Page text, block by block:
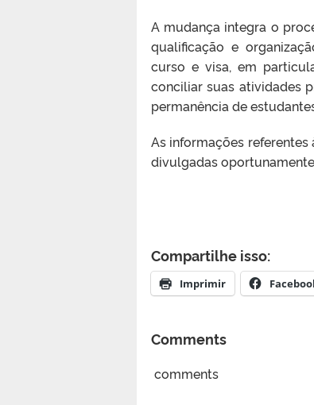
A mudança integra o
qualificação e
curso e visa, em
conciliar suas atividades
permanência de
As informações
divulgadas
Compartilhe isso:
Imprimir
Comments
comments